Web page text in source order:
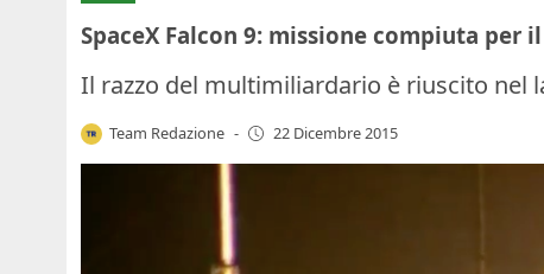
SpaceX Falcon 9: missione compiuta per
Il razzo del multimiliardario è riuscito nel
Team Redazione - 22 Dicembre 2015